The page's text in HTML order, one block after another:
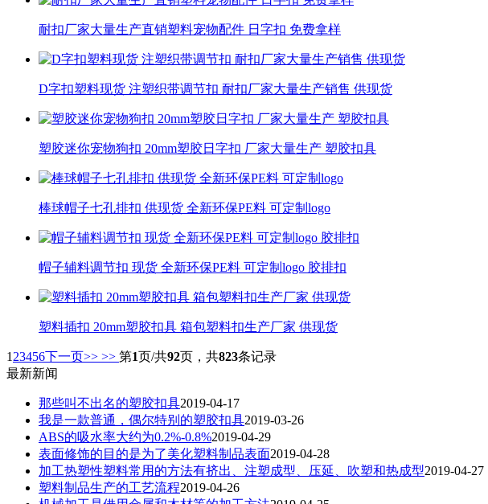
耐扣厂家大量生产直销塑料宠物配件 日字扣 免费拿样
D字扣塑料现货 注塑织带调节扣 耐扣厂家大量生产销售 供现货
塑胶迷你宠物狗扣 20mm塑胶日字扣 厂家大量生产 塑胶扣具
棒球帽子七孔排扣 供现货 全新环保PE料 可定制logo
帽子辅料调节扣 现货 全新环保PE料 可定制logo 胶排扣
塑料插扣 20mm塑胶扣具 箱包塑料扣生产厂家 供现货
1 23456下一页>> >> 第1页/共92页，共823条记录
最新新闻
那些叫不出名的塑胶扣具2019-04-17
我是一款普通，偶尔特别的塑胶扣具2019-03-26
ABS的吸水率大约为0.2%-0.8%2019-04-29
表面修饰的目的是为了美化塑料制品表面2019-04-28
加工热塑性塑料常用的方法有挤出、注塑成型、压延、吹塑和热成型2019-04-27
塑料制品生产的工艺流程2019-04-26